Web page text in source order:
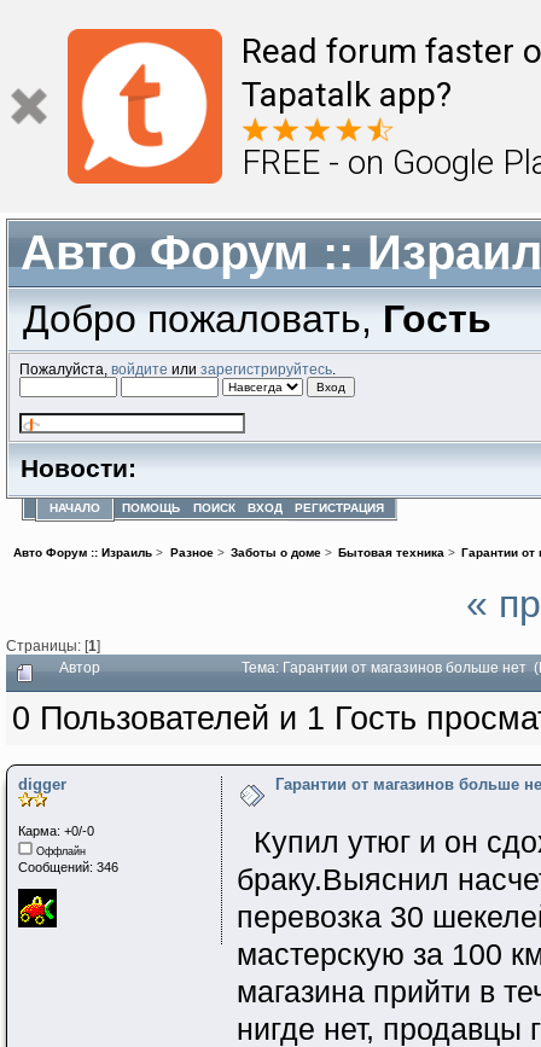
Read forum faster
Tapatalk app?
FREE - on Google
Авто Форум ::
Добро пожаловать,Гость
Пожалуйста,войдите илизарегистрируйтесь
Новости:
НАЧАЛО ПОМОЩЬ ПОИСК ВХОД РЕГИСТРАЦИЯ
Авто Форум :: Израиль > Разное> Заботы о доме> Бытовая техника> Гарантии
«
Страницы: [1]
Автор Тема: Гарантии от магазинов больше нет
0 Пользователей и 1 Гость
digger
Карма: +0/-0
Оффлайн
Сообщений: 346
Гарантии от магазинов больше
Купил утюг и он
браку.Выяснил
перевозка 30
мастерскую за 100
магазина прийти в
нигде нет,